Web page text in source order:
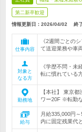
第二新卒歓迎
情報更新日：2026/04/02 終
仕事内容
《2週間ごとの
て送迎業務や車
対象と
なる方
《学歴不問・
転に慣れている
勤務地
【本社】 東京
ワー20F ※転勤
給与
月給335,000円
内に固定残業代